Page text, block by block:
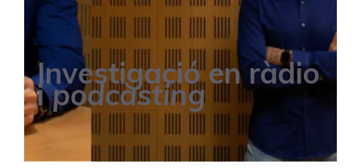
Investigació en ràdio
ipodcàsting